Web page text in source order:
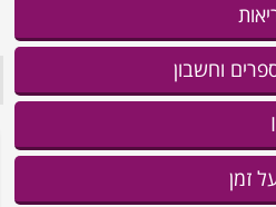
וחשבון
זמן